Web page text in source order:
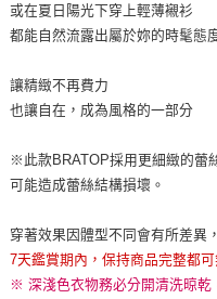
或在夏日陽光下穿上輕薄襯衫
都能自然流露出屬於妳的時髦態
讓精緻不再費力
也讓自在，成為風格的一部分
※此款BRATOP採用更細緻的蕾
可能造成蕾絲結構損壞。
穿著效果因體型不同會有所差異
7天鑑賞期內，保持商品完整都
※ 深淺色衣物務必分開清洗晾乾